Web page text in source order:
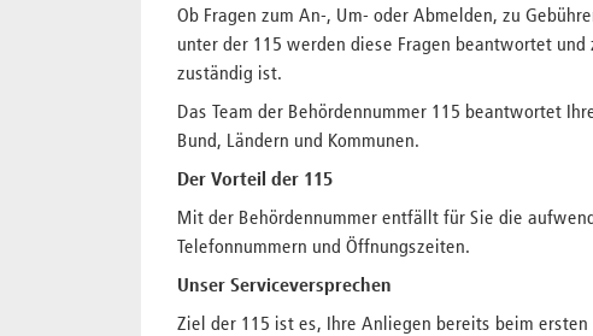
Ob Fragen zum An-, Um- oder Abmelden, zu
unter der 115 werden diese Fragen beantwortet
zuständig ist.
Das Team der Behörden­nummer 115 beant­wortet
Bund, Ländern und Kommunen.
Der Vorteil der 115
Mit der Behördennummer entfällt für Sie die
Telefonnummern und Öffnungszeiten.
Unser Serviceversprechen
Ziel der 115 ist es, Ihre Anliegen bereits beim